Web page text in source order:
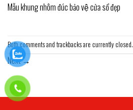
Mẫu khung nhôm đúc bảo vệ cửa sổ đẹp
Both comments and trackbacks are currently closed.
Next→